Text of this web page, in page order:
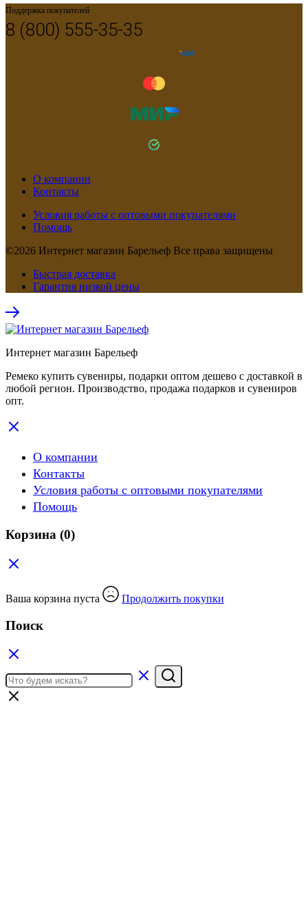
Поддержка покупателей
8 (800) 555-35-35
О компании
Контакты
Условия работы с оптовыми покупателями
Помощь
©2026 Интернет магазин Барельеф Все права защищены
Быстрая доставка
Гарантия низкой цены
Интернет магазин Барельеф
Ремеко купить сувениры, подарки оптом дешево с доставкой в
любой регион. Производство, продажа подарков и сувениров
опт.
О компании
Контакты
Условия работы с оптовыми покупателями
Помощь
Корзина (0)
Ваша корзина пуста Продолжить покупки
Поиск